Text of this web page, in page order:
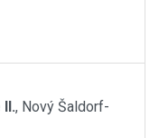
, Nový Šaldorf-